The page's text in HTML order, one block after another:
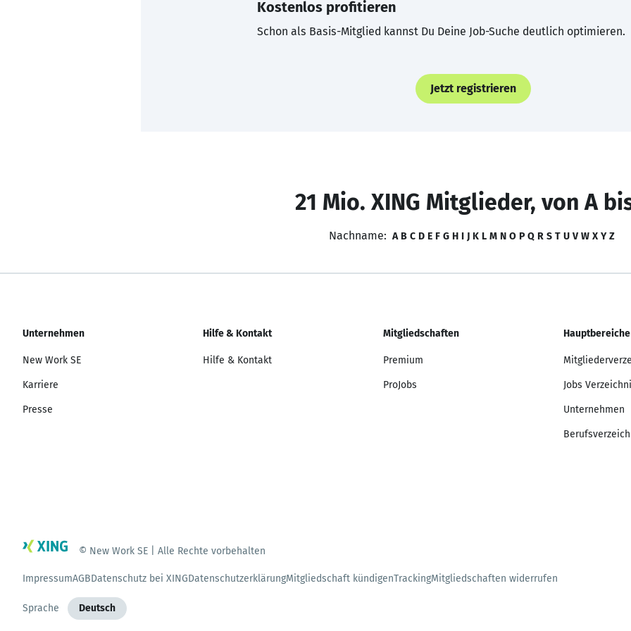
Kostenlos profitieren
Schon als Basis-Mitglied kannst Du Deine Job-Suche deutlich optimieren.
Jetzt registrieren
21 Mio. XING Mitglieder, von A
Nachname: A B C D E F G H I J K L M N O P Q R S T U V W X Y Z
Unternehmen
New Work SE
Karriere
Presse
Hilfe & Kontakt
Hilfe & Kontakt
Mitgliedschaften
Premium
ProJobs
Hauptbereiche
Jobs
Unternehmen
© New Work SE | Alle Rechte vorbehalten
ImpressumAGBDatenschutz bei XINGDatenschutzerklärungMitgliedschaft kündigenTrackingMitgliedschaften widerrufen
Sprache Deutsch